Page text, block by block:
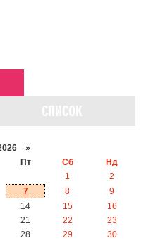
»
Пт Сб
Нд
1
2
7 8
9
14 15
16
21 22
23
28 29
30